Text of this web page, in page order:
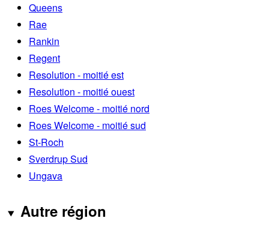
Queens
Rae
Rankin
Regent
Resolution - moitié est
Resolution - moitié ouest
Roes Welcome - moitié nord
Roes Welcome - moitié sud
St-Roch
Sverdrup Sud
Ungava
Autre région